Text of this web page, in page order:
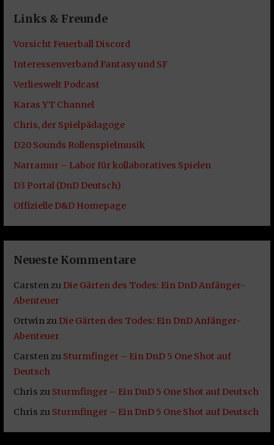
Links & Freunde
Vorsicht Feuerball Discord
Interessenverband Fantasy und SF
Verlieswelt Podcast
Karas YT Channel
Chris, der Spielpädagoge
D20 Sounds Rollenspielmusik
Narramur – Labor für kollaboratives Spielen
D3 Portal (DnD Deutsch)
Offizielle D&D Homepage
Neueste Kommentare
Carstenzu Die Gärten des Todes: Ein DnD Anfänger-
Abenteuer
Ortwinzu Die Gärten des Todes: Ein DnD Anfänger-
Abenteuer
Carstenzu Sturmfinger – Ein DnD 5 One Shot auf
Deutsch
Chris zu Sturmfinger – Ein DnD 5 One Shot auf Deutsch
Chris zu Sturmfinger – Ein DnD 5 One Shot auf Deutsch